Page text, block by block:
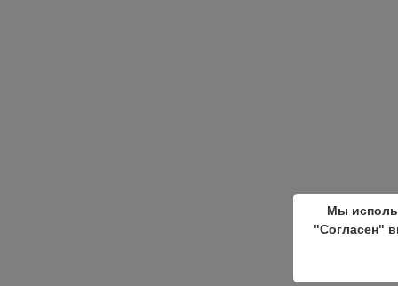
Мы
"Согласен"